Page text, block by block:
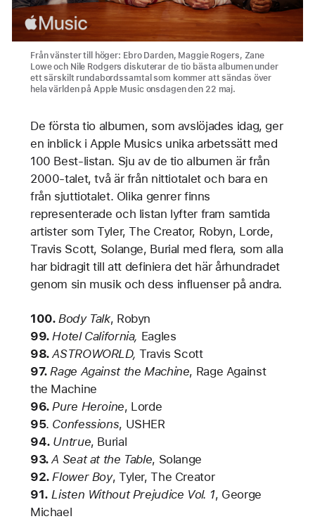
Från vänster till höger: Ebro Darden, Maggie Rogers, Zane
Lowe och Nile Rodgers diskuterar de tio bästa albumen under
ett särskilt rundabordssamtal som kommer att sändas över
hela världen på Apple Music onsdagen den 22 maj.
De första tio albumen, som avslöjades idag, ger
en inblick i Apple Musics unika arbetssätt med
100 Best-listan. Sju av de tio albumen är från
2000-talet, två är från nittiotalet och bara en
från sjuttiotalet. Olika genrer finns
representerade och listan lyfter fram samtida
artister som Tyler, The Creator, Robyn, Lorde,
Travis Scott, Solange, Burial med flera, som alla
har bidragit till att definiera det här århundradet
genom sin musik och dess influenser på andra.
100.Body Talk, Robyn
99.Hotel California, Eagles
98.ASTROWORLD, Travis Scott
97.Rage Against the Machine, Rage Against
the Machine
96.Pure Heroine, Lorde
95. Confessions, USHER
94. Untrue, Burial
93.A Seat at the Table, Solange
92.Flower Boy, Tyler, The Creator
91. Listen Without Prejudice Vol. 1, George
Michael